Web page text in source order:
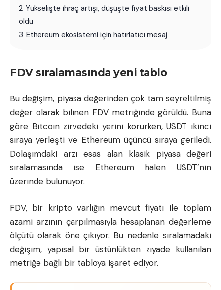
2 Yükselişte ihraç artışı, düşüşte fiyat baskısı etkili
oldu
3 Ethereum ekosistemi için hatırlatıcı mesaj
FDV sıralamasında yeni tablo
Bu değişim, piyasa değerinden çok tam seyreltilmiş
değer olarak bilinen FDV metriğinde görüldü. Buna
göre Bitcoinzirvedeki yerini korurken, USDT ikinci
sıraya yerleşti ve Ethereum üçüncü sıraya geriledi.
Dolaşımdaki arzı esas alan klasik piyasa değeri
sıralamasında ise Ethereum halen USDT’nin
üzerinde bulunuyor.
FDV, bir kripto varlığın mevcut fiyatı ile toplam
azami arzının çarpılmasıyla hesaplanan değerleme
ölçütü olarak öne çıkıyor. Bu nedenle sıralamadaki
değişim, yapısal bir üstünlükten ziyade kullanılan
metriğe bağlı bir tabloya işaret ediyor.